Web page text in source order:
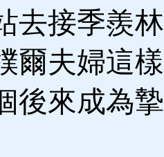
去接季羨
爾夫婦這
後來成為